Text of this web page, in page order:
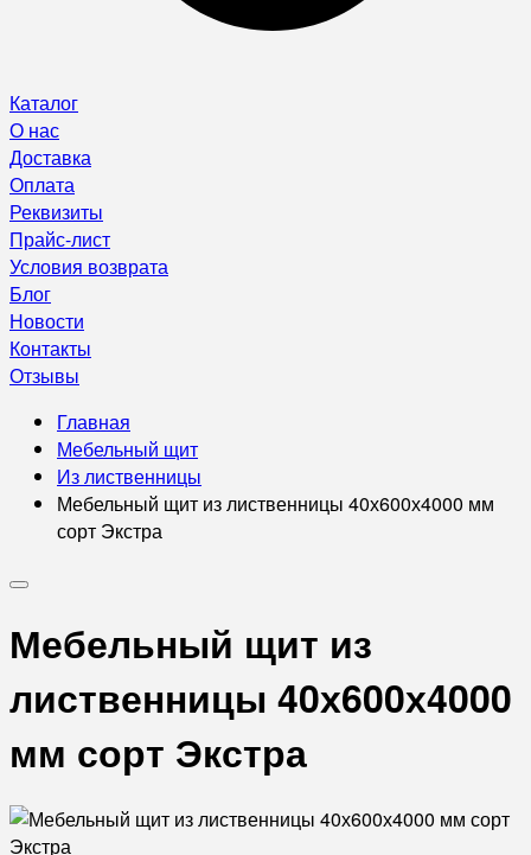
Каталог
О нас
Доставка
Оплата
Реквизиты
Прайс-лист
Условия возврата
Блог
Новости
Контакты
Отзывы
Главная
Мебельный щит
Из лиственницы
Мебельный щит из лиственницы 40х600х4000 мм
сорт Экстра
Мебельный щит из
лиственницы 40х600х4000
мм сорт Экстра